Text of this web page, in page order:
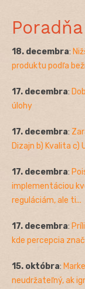
Poradňa
18. decembra:
produktu podľa
17. decembra:
úlohy
17. decembra:
Dizajn b) Kvalita c)
17. decembra:
implementáciou
reguláciám, ale ti...
17. decembra:
kde percepcia
15. októbra:
neudržateľný, ak